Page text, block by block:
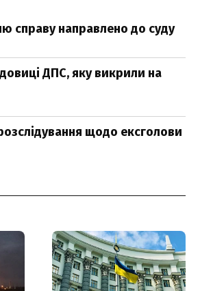
справу направлено до суду
ДПС, яку викрили на
щодо ексголови